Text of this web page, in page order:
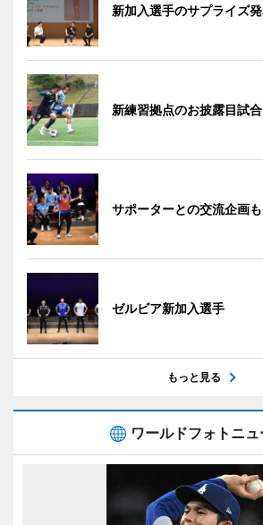
新加入選手のサプライズ
新練習拠点のお披露目試合
サポーターとの交流企画も
ゼルビア新加入選手
もっと見る
ワールドフォトニュ